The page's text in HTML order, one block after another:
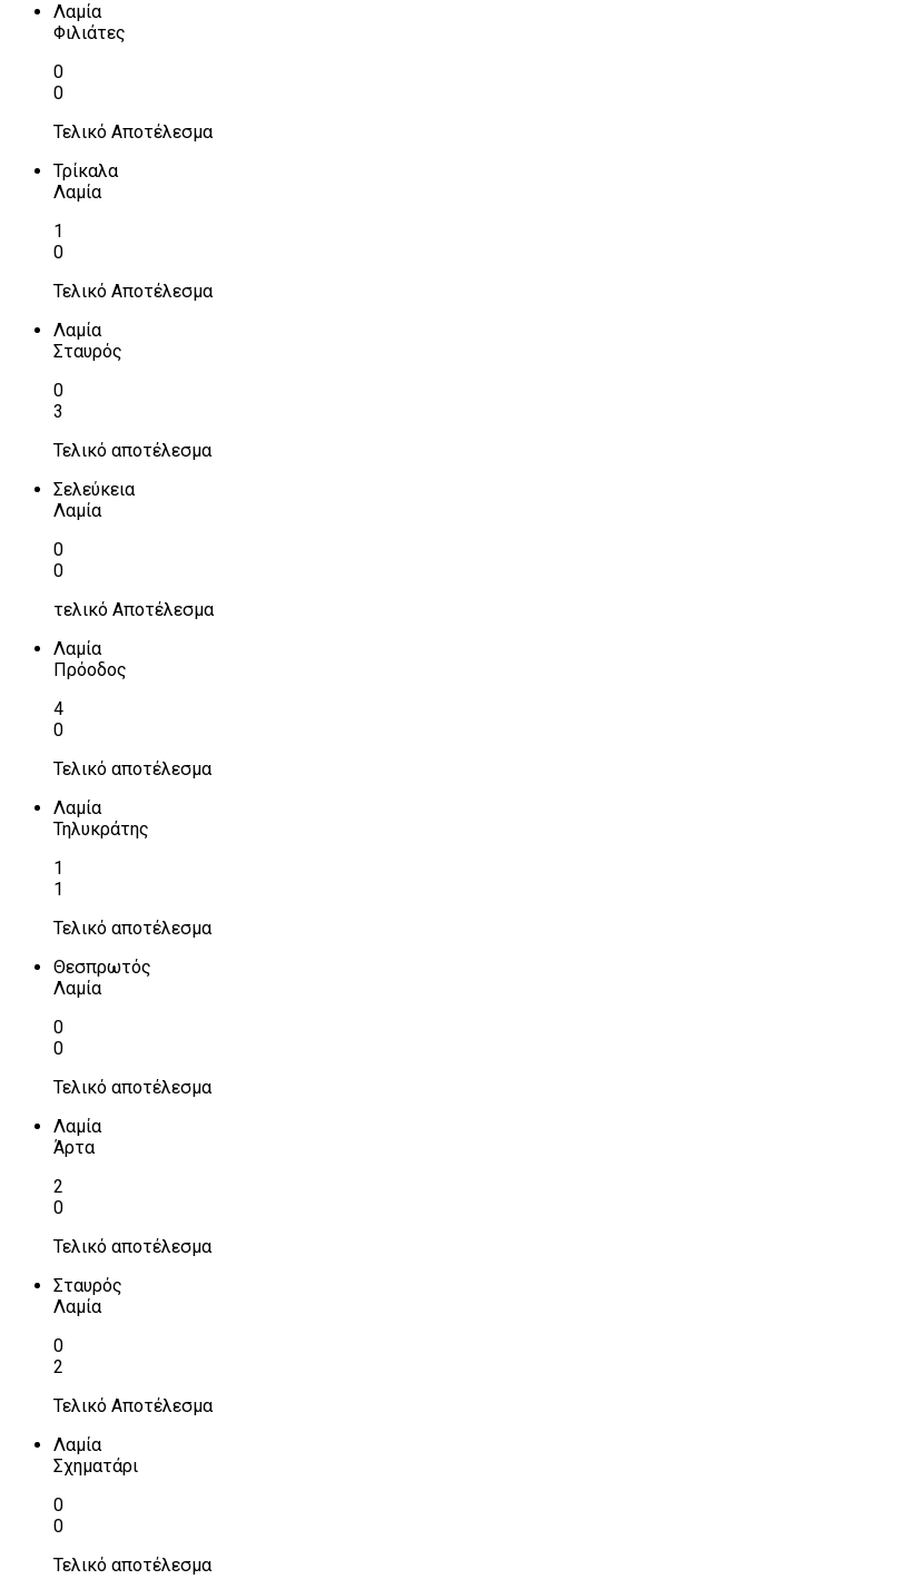
Λαμία
Φιλιάτες
0
0
Τελικό Αποτέλεσμα
Τρίκαλα
Λαμία
1
0
Τελικό Αποτέλεσμα
Λαμία
Σταυρός
0
3
Τελικό αποτέλεσμα
Σελεύκεια
Λαμία
0
0
τελικό Αποτέλεσμα
Λαμία
Πρόοδος
4
0
Τελικό αποτέλεσμα
Λαμία
Τηλυκράτης
1
1
Τελικό αποτέλεσμα
Θεσπρωτός
Λαμία
0
0
Τελικό αποτέλεσμα
Λαμία
Άρτα
2
0
Τελικό αποτέλεσμα
Σταυρός
Λαμία
0
2
Τελικό Αποτέλεσμα
Λαμία
Σχηματάρι
0
0
Τελικό αποτέλεσμα